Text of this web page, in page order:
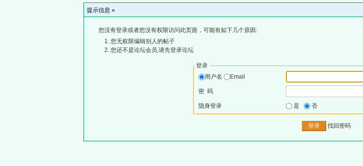
提示信息 »
您没有登录或者您没有权限访问此页面，可能有如下几个原因:
您无权限编辑别人的帖子
您还不是论坛会员,请先登录论坛
登录
用户名
Email
密 码
隐身登录 是 否
找回密码